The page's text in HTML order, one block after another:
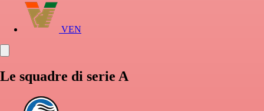
VEN
Le squadre di serie A